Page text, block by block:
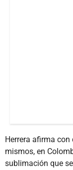
Herrera afirma
mismos, en
sublimación que